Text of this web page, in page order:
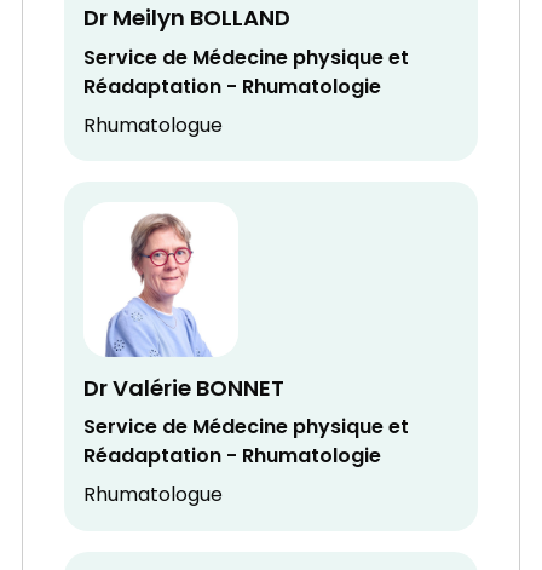
Dr Meilyn BOLLAND
Service de Médecine physique et
Réadaptation - Rhumatologie
Rhumatologue
Dr Valérie BONNET
Service de Médecine physique et
Réadaptation - Rhumatologie
Rhumatologue